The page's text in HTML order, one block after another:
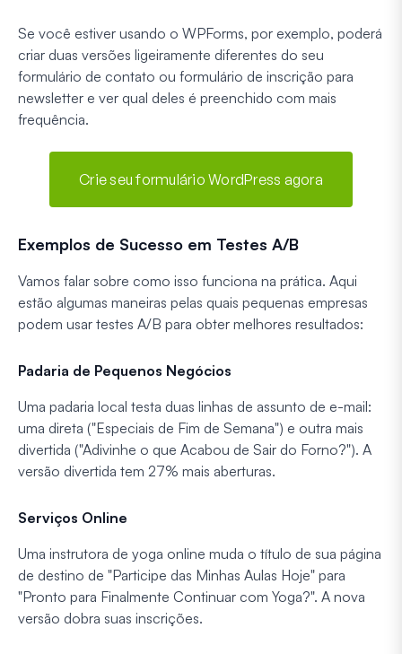
Se você estiver usando o WPForms, por exemplo, poderá
criar duas versões ligeiramente diferentes do seu
formulário de contato ou formulário de inscrição para
newsletter e ver qual deles é preenchido com mais
frequência.
Crie seu formulário WordPress agora
Exemplos de Sucesso em Testes A/B
Vamos falar sobre como isso funciona na prática. Aqui
estão algumas maneiras pelas quais pequenas empresas
podem usar testes A/B para obter melhores resultados:
Padaria de Pequenos Negócios
Uma padaria local testa duas linhas de assunto de e-mail:
uma direta ("Especiais de Fim de Semana") e outra mais
divertida ("Adivinhe o que Acabou de Sair do Forno?"). A
versão divertida tem 27% mais aberturas.
Serviços Online
Uma instrutora de yoga online muda o título de sua página
de destino de "Participe das Minhas Aulas Hoje" para
"Pronto para Finalmente Continuar com Yoga?". A nova
versão dobra suas inscrições.